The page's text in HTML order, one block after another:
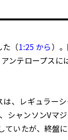
（1:25 から）
ンテロープスに
、レギュラー
シャンソンVマ
ていたが、終盤